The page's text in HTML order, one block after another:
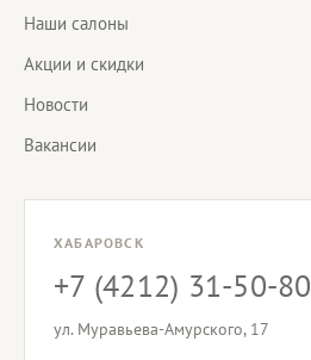
Наши салоны
Акции и скидки
Новости
Вакансии
ХАБАРОВСК
+7 (4212) 31-50-80
ул. Муравьева-Амурского, 17